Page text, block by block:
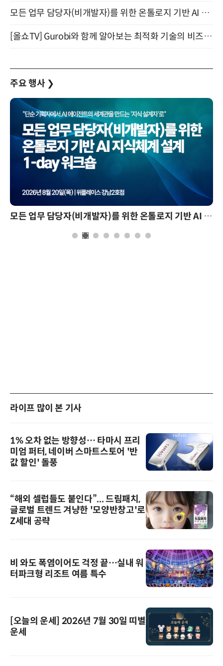
모든 업무 담당자(비개발자)를 위한 온톨로지 기반 AI 지식체계 설계 1-day 워크숍 8월 20일 개최
[올쇼TV] Gurobi와 함께 알아보는 최적화 기술의 비즈니스 활용 (8월 20일 생방송)
주요 행사 ❯
모든 업무 담당자(비개발자)를 위한 온톨로지 기반 AI 지식체계 설계 1-day 워크숍
라이프 많이 본 기사
1% 오차 없는 방향성… 타마시 프리
미엄 퍼터, 네이버 스마트스토어 '반
값 할인' 돌풍
“해외 셀럽들도 붙인다”... 드림패치,
글로벌 트렌드 겨냥한 '모양반창고'로
Z세대 공략
비 와도 폭염이어도 걱정 끝…실내 워
터파크형 리조트 여름 특수
[오늘의 운세] 2026년 7월 30일 띠별
운세